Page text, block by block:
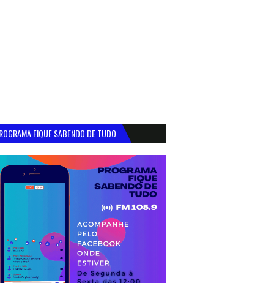
FIQUE SABENDO DE TUDO